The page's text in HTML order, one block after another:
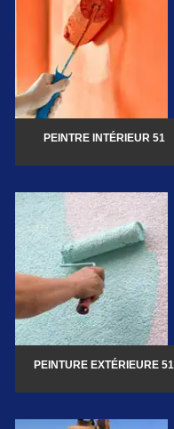
PEINTRE INTÉRIEUR 51
PEINTURE EXTÉRIEURE 51